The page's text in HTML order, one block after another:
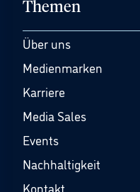
Themen
Über uns
Medienmarken
Karriere
Media Sales
Events
Nachhaltigkeit
Kontakt